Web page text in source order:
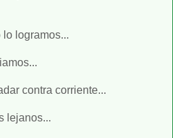
logramos...
contra corriente...
lejanos...